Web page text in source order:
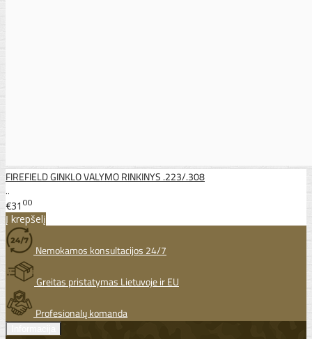
FIREFIELD GINKLO VALYMO RINKINYS .223/.308
..
€31 00
Į krepšelį
Nemokamos konsultacijos 24/7
Greitas pristatymas Lietuvoje ir EU
Profesionalų komanda